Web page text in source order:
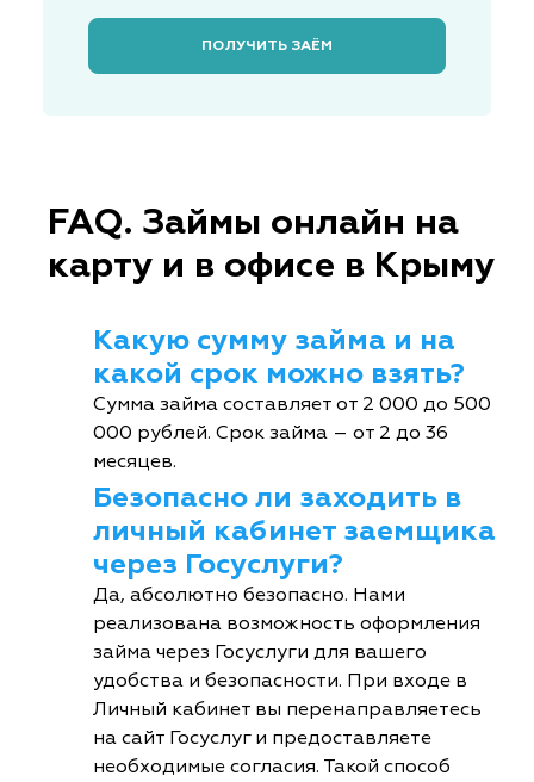
ПОЛУЧИТЬ ЗАЁМ
FAQ. Займы онлайн на
карту и в офисе в Крыму
Какую сумму займа и на
какой срок можно взять?
Сумма займа составляет от 2 000 до 500
000 рублей. Срок займа – от 2 до 36
месяцев.
Безопасно ли заходить в
личный кабинет заемщика
через Госуслуги?
Да, абсолютно безопасно. Нами
реализована возможность оформления
займа через Госуслуги для вашего
удобства и безопасности. При входе в
Личный кабинет вы перенаправляетесь
на сайт Госуслуг и предоставляете
необходимые согласия. Такой способ